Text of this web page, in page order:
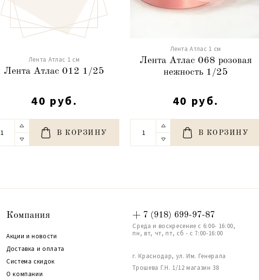
Лента Атлас 1 см
Лента Атлас 012 1/25
40 руб.
В КОРЗИНУ
Лента Атлас 1 см
Лента Атлас 068 розовая
нежность 1/25
40 руб.
В КОРЗИНУ
Компания
Акции и новости
Доставка и оплата
Система скидок
О компании
+ 7 (918) 699-97-87
Среда и воскресение с 6:00- 16:00,
пн, вт, чт, пт, сб - с 7:00-16:00
г. Краснодар, ул. Им. Генерала
Трошева Г.Н. 1/12 магазин 38